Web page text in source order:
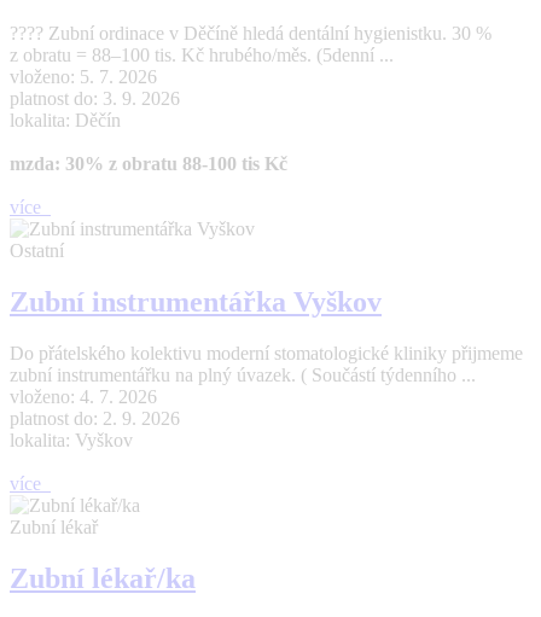
???? Zubní ordinace v Děčíně hledá dentální hygienistku. 30 %
z obratu = 88–100 tis. Kč hrubého/měs. (5denní ...
vloženo: 5. 7. 2026
platnost do: 3. 9. 2026
lokalita: Děčín
mzda: 30% z obratu 88-100 tis Kč
více
Ostatní
Zubní instrumentářka Vyškov
Do přátelského kolektivu moderní stomatologické kliniky přijmeme
zubní instrumentářku na plný úvazek. ( Součástí týdenního ...
vloženo: 4. 7. 2026
platnost do: 2. 9. 2026
lokalita: Vyškov
více
Zubní lékař
Zubní lékař/ka